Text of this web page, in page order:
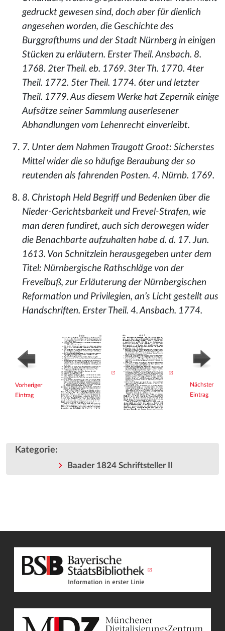
gedruckt gewesen sind, doch aber für dienlich
angesehen worden, die Geschichte des
Burggrafthums und der Stadt Nürnberg in einigen
Stücken zu erläutern. Erster Theil. Ansbach. 8.
1768. 2ter Theil. eb. 1769. 3ter Th. 1770. 4ter
Theil. 1772. 5ter Theil. 1774. 6ter und letzter
Theil. 1779. Aus diesem Werke hat Zepernik einige
Aufsätze seiner Sammlung auserlesener
Abhandlungen vom Lehenrecht einverleibt.
7. Unter dem Nahmen Traugott Groot: Sicherstes
Mittel wider die so häufige Beraubung der so
reutenden als fahrenden Posten. 4. Nürnb. 1769.
8. Christoph Held Begriff und Bedenken über die
Nieder-Gerichtsbarkeit und Frevel-Strafen, wie
man deren fundiret, auch sich derowegen wider
die Benachbarte aufzuhalten habe d. d. 17. Jun.
1613. Von Schnitzlein herausgegeben unter dem
Titel: Nürnbergische Rathschläge von der
Frevelbuß, zur Erläuterung der Nürnbergischen
Reformation und Privilegien, an’s Licht gestellt aus
Handschriften. Erster Theil. 4. Ansbach. 1774.
Vorheriger
Eintrag
Nächster
Eintrag
Kategorie:
Baader 1824 Schriftsteller II